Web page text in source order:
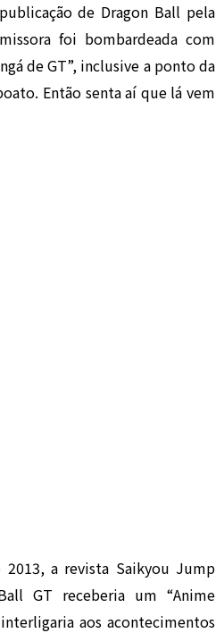
de Dragon Ball pela
foi bombardeada com
de GT”, inclusive a ponto da
Então senta aí que lá vem
a revista Saikyou Jump
GT receberia um “Anime
aos acontecimentos